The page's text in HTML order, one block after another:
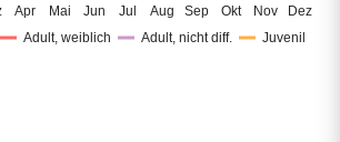
Apr Mai Jun Jul Aug Sep Okt Nov Dez
Adult, weiblich Adult, nicht diff.
Juvenil